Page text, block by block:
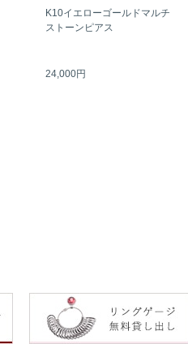
K10イエローゴールドマルチ
ストーンピアス
24,000円